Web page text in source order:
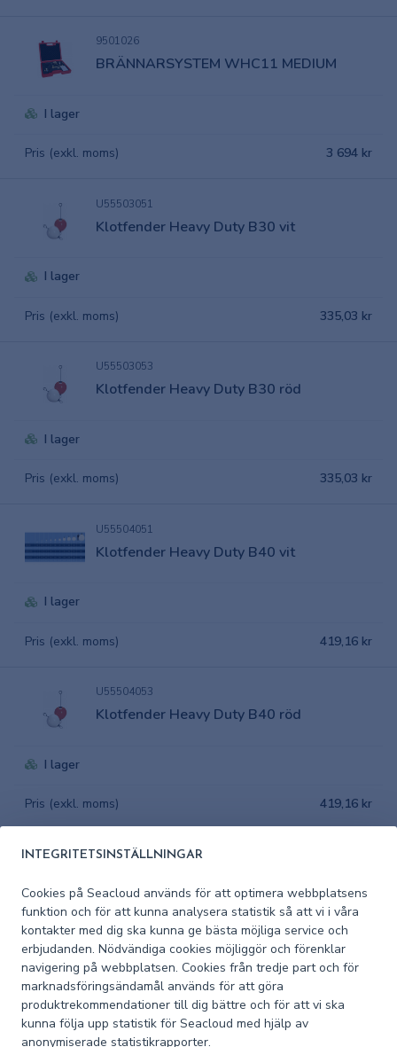
INTEGRITETSINSTÄLLNINGAR
Cookies på Seacloud används för att optimera webbplatsens
funktion och för att kunna analysera statistik så att vi i våra
kontakter med dig ska kunna ge bästa möjliga service och
erbjudanden. Nödvändiga cookies möjliggör och förenklar
navigering på webbplatsen. Cookies från tredje part och för
marknadsföringsändamål används för att göra
produktrekommendationer till dig bättre och för att vi ska
kunna följa upp statistik för Seacloud med hjälp av
anonymiserade statistikrapporter.
9501026
BRÄNNARSYSTEM WHC11 MEDIUM
I lager
Pris (exkl. moms) 3 694 kr
U55503051
Klotfender Heavy Duty B30 vit
I lager
Pris (exkl. moms) 335,03 kr
U55503053
Klotfender Heavy Duty B30 röd
I lager
Pris (exkl. moms) 335,03 kr
U55504051
Klotfender Heavy Duty B40 vit
I lager
Pris (exkl. moms) 419,16 kr
U55504053
Klotfender Heavy Duty B40 röd
I lager
Pris (exkl. moms) 419,16 kr
U55505051
I lager
Pris (exkl. moms) 543,78 kr
U55505053
Klotfender Heavy Duty B50 röd